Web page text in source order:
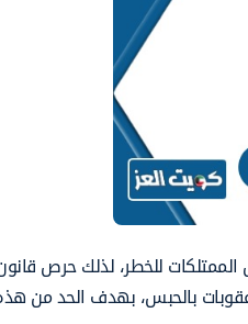
للخطر، لذلك حرص
بالحبس، بهدف الحد من